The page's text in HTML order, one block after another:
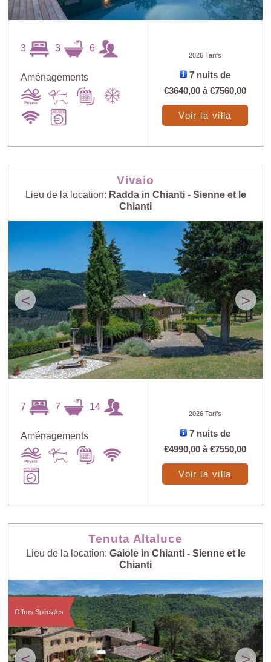
3 3 6
Aménagements
2026 Tarifs
7 nuits de
€3640,00 à€7560,00
Voir la villa
Vivaio
Lieu de la location: Radda in Chianti - Sienne et le
Chianti
< >
7 7 14
Aménagements
2026 Tarifs
7 nuits de
€4990,00 à€7550,00
Voir la villa
Tenuta Altaluce
Lieu de la location: Gaiole in Chianti - Sienne et le
Chianti
Offres Spéciales